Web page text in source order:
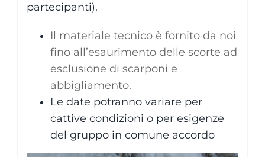
partecipanti).
Il materiale tecnico è fornito da noi
fino all’esaurimento delle scorte ad
esclusione di scarponi e
abbigliamento.
Le date potranno variare per
cattive condizioni o per esigenze
del gruppo in comune accordo